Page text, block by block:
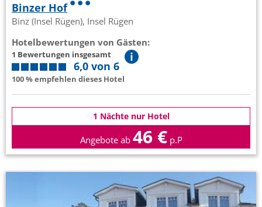
Binzer Hof
Binz (Insel Rügen), Insel Rügen
Hotelbewertungen von Gästen:
1 Bewertungen insgesamt
6,0 von 6
100 % empfehlen dieses Hotel
1 Nächte nur Hotel
Angebote ab 46 € p.P